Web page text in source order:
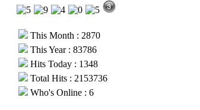
This Month : 2870
This Year : 83786
Hits Today : 1348
Total Hits : 2153736
Who's Online : 6